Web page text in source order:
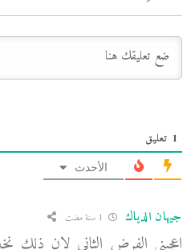
1 تعليق
الأحدث
جيهان الدياك